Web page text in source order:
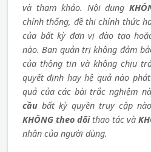
và tham khảo. Nội dung
chính thống, đề thi chính thức
của bất kỳ đơn vị đào tạo
nào. Ban quản trị không đảm
của thông tin và không chịu
quyết định hay hệ quả nào
quả của các bài trắc nghiệm
cầu bất kỳ quyền truy cập
KHÔNG theo dõithao tác và
nhân của người dùng.